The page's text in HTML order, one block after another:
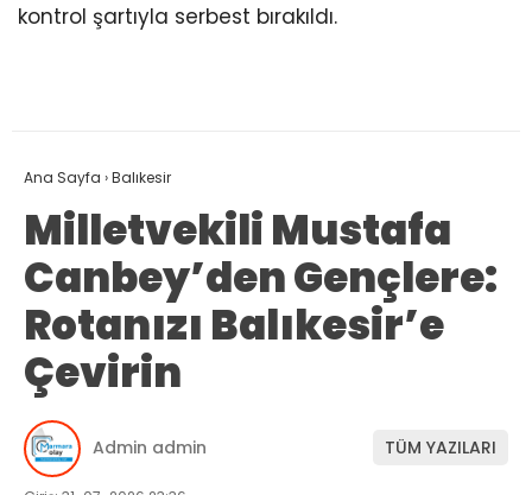
kontrol şartıyla serbest bırakıldı.
Ana Sayfa ›Balıkesir
Milletvekili Mustafa
Canbey’den Gençlere:
Rotanızı Balıkesir’e
Çevirin
Admin admin TÜM YAZILARI